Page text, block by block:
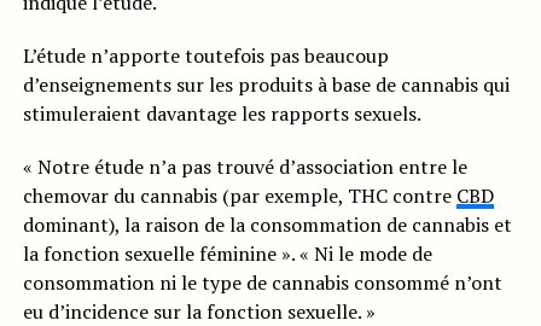
L’étude n’apporte toutefois pas beaucoup
d’enseignements sur les produits à base de cannabis qui
stimuleraient davantage les rapports sexuels.
« Notre étude n’a pas trouvé d’association entre le
chemovar du cannabis (par exemple, THC contre CBD
dominant), la raison de la consommation de cannabis et
la fonction sexuelle féminine ». « Ni le mode de
consommation ni le type de cannabis consommé n’ont
eu d’incidence sur la fonction sexuelle. »